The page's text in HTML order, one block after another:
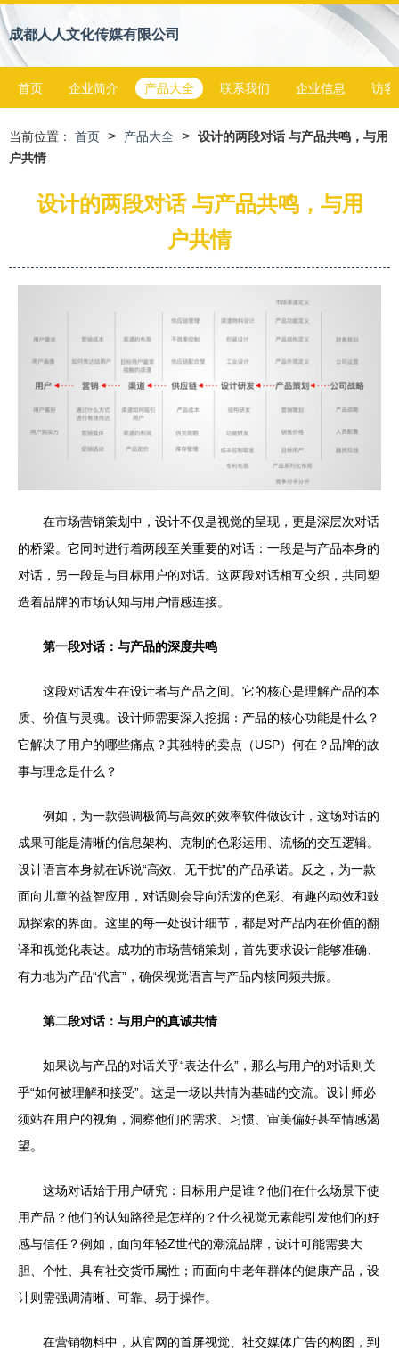
成都人人文化传媒有限公司
首页 企业简介 产品大全 联系我们 企业信息 访客
当前位置： 首页 > 产品大全 > 设计的两段对话 与产品共鸣，与用
户共情
设计的两段对话 与产品共鸣，与用
户共情
在市场营销策划中，设计不仅是视觉的呈现，更是深层次对话
的桥梁。它同时进行着两段至关重要的对话：一段是与产品本身的
对话，另一段是与目标用户的对话。这两段对话相互交织，共同塑
造着品牌的市场认知与用户情感连接。
第一段对话：与产品的深度共鸣
这段对话发生在设计者与产品之间。它的核心是理解产品的本
质、价值与灵魂。设计师需要深入挖掘：产品的核心功能是什么？
它解决了用户的哪些痛点？其独特的卖点（USP）何在？品牌的故
事与理念是什么？
例如，为一款强调极简与高效的效率软件做设计，这场对话的
成果可能是清晰的信息架构、克制的色彩运用、流畅的交互逻辑。
设计语言本身就在诉说“高效、无干扰”的产品承诺。反之，为一款
面向儿童的益智应用，对话则会导向活泼的色彩、有趣的动效和鼓
励探索的界面。这里的每一处设计细节，都是对产品内在价值的翻
译和视觉化表达。成功的市场营销策划，首先要求设计能够准确、
有力地为产品“代言”，确保视觉语言与产品内核同频共振。
第二段对话：与用户的真诚共情
如果说与产品的对话关乎“表达什么”，那么与用户的对话则关
乎“如何被理解和接受”。这是一场以共情为基础的交流。设计师必
须站在用户的视角，洞察他们的需求、习惯、审美偏好甚至情感渴
望。
这场对话始于用户研究：目标用户是谁？他们在什么场景下使
用产品？他们的认知路径是怎样的？什么视觉元素能引发他们的好
感与信任？例如，面向年轻Z世代的潮流品牌，设计可能需要大
胆、个性、具有社交货币属性；而面向中老年群体的健康产品，设
计则需强调清晰、可靠、易于操作。
在营销物料中，从官网的首屏视觉、社交媒体广告的构图，到